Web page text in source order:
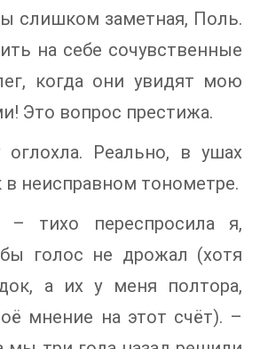
слишком заметная, Поль.
на себе сочувственные
когда они увидят мою
Это вопрос престижа.
Реально, в ушах
в неисправном тонометре.
– тихо переспросила я,
голос не дрожал (хотя
а их у меня полтора,
мнение на этот счёт). –